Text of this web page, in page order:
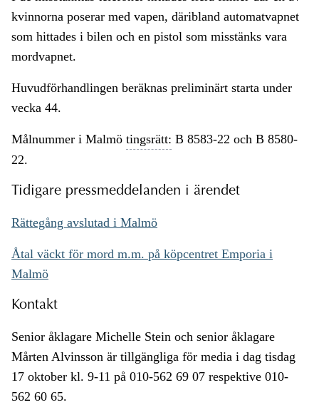
kvinnorna poserar med vapen, däribland automatvapnet
som hittades i bilen och en pistol som misstänks vara
mordvapnet.
Huvudförhandlingen beräknas preliminärt starta under
vecka 44.
Målnummer i Malmö tingsrätt: B 8583-22 och B 8580-
22.
Tidigare pressmeddelanden i ärendet
Rättegång avslutad i Malmö
Åtal väckt för mord m.m. på köpcentret Emporia i
Malmö
Kontakt
Senior åklagare Michelle Stein och senior åklagare
Mårten Alvinsson är tillgängliga för media i dag tisdag
17 oktober kl. 9-11 på 010-562 69 07 respektive 010-
562 60 65.